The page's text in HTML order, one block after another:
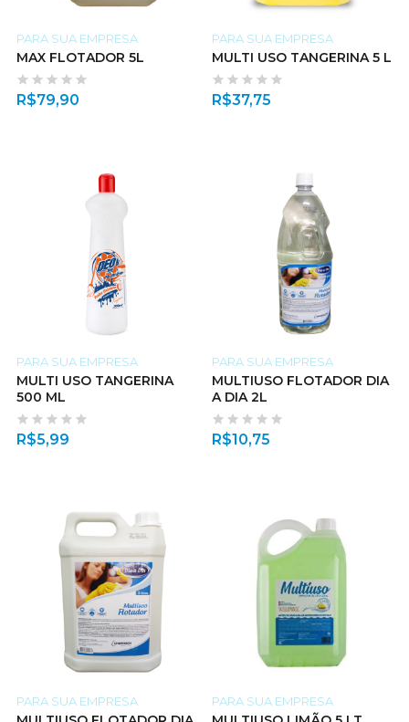
PARA SUA EMPRESA
MAX FLOTADOR 5L
R$79,90
PARA SUA EMPRESA
MULTI USO TANGERINA 5 L
R$37,75
PARA SUA EMPRESA
MULTI USO TANGERINA
500 ML
R$5,99
PARA SUA EMPRESA
MULTIUSO FLOTADOR DIA
A DIA 2L
R$10,75
PARA SUA EMPRESA PARA SUA EMPRESA